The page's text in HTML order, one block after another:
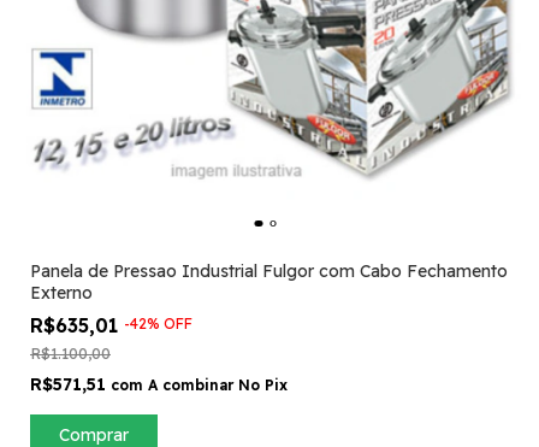
Panela de Pressao Industrial Fulgor com Cabo Fechamento
Externo
R$635,01 -42% OFF
R$1.100,00
R$571,51 com A combinar No Pix
Comprar